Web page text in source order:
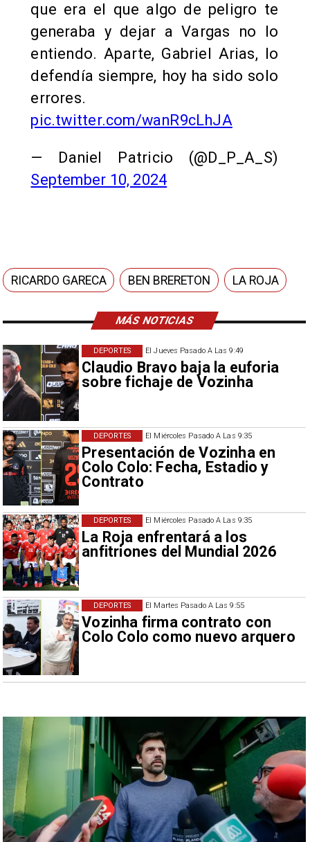
MÁS NOTICIAS
El Jueves Pasado A Las 9:49
Claudio Bravo baja la euforia
sobre fichaje de Vozinha
DEPORTES
El Miércoles Pasado A Las 9:35
Presentación de Vozinha en
Colo Colo: Fecha, Estadio y
Contrato
DEPORTES
El Miércoles Pasado A Las 9:35
La Roja enfrentará a los
anfitriones del Mundial 2026
DEPORTES
El Martes Pasado A Las 9:55
Vozinha firma contrato con
Colo Colo como nuevo arquero
DEPORTES
que era el que algo de peligro te
generaba y dejar a Vargas no lo
entiendo. Aparte, Gabriel Arias, lo
defendía siempre, hoy ha sido solo
errores.
pic.twitter.com/wanR9cLhJA
— Daniel Patricio (@D_P_A_S)
September 10, 2024
RICARDO GARECA BEN BRERETON LA ROJA